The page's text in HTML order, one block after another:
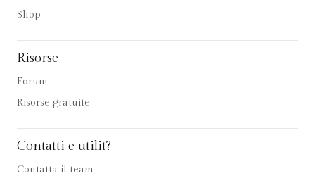
Shop
Risorse
Forum
Risorse gratuite
Contatti e utilit?
Contatta il team